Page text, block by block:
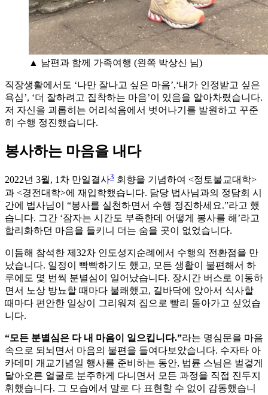
▲ 남편과 함께 가족여행 (왼쪽 박상신 님)
직장생활에서도 ‘나만 잘나고 싶은 마음’,‘내가 인정받고 싶은
욕심’, ‘더 잘하려고 집착하는 마음’이 있음을 알아차렸습니다.
저 자신을 괴롭히는 어리석음에서 벗어나기를 발원하고 꾸준
히 수행 정진했습니다.
봉사하는 마음을 내다
2022년 3월, 1차 만일결사3 회향을 기념하여 <정토불교대학>
과 <경전대학>에 재입학했습니다. 담당 법사님과의 정담회 시
간에 법사님이 “봉사를 실천하면서 수행 정진하세요.”라고 했
습니다. 그간 ‘잠자는 시간도 부족한데 어떻게 봉사를 해’라고
합리화하던 마음을 들키니 더는 숨을 곳이 없었습니다.
이듬해 참석한 제32차 인도성지순례에서 수행의 전환점을 만
났습니다. 일정이 빡빡하기도 했고, 모든 생활이 불편해서 하
루에도 몇 번씩 분별심이 일어났습니다. 장시간 버스로 이동하
면서 노상 방뇨할 때마다 불쾌했고, 길바닥에 앉아서 식사할
때마다 편안한 일상이 그리워져 집으로 빨리 돌아가고 싶었습
니다.
“모든 분별심은 다 내 마음이 일으킵니다.”라는 명심문을 마음
속으로 되뇌면서 마음의 불편을 들여다보았습니다. 수자타 아
카데미 개교기념일 행사를 준비하는 동안, 법륜 스님은 벌겋게
달아오른 얼굴로 분주하게 다니면서 모든 과정을 직접 진두지
휘했습니다. 그 모습에서 말로 다 표현할 수 없이 감동했습니